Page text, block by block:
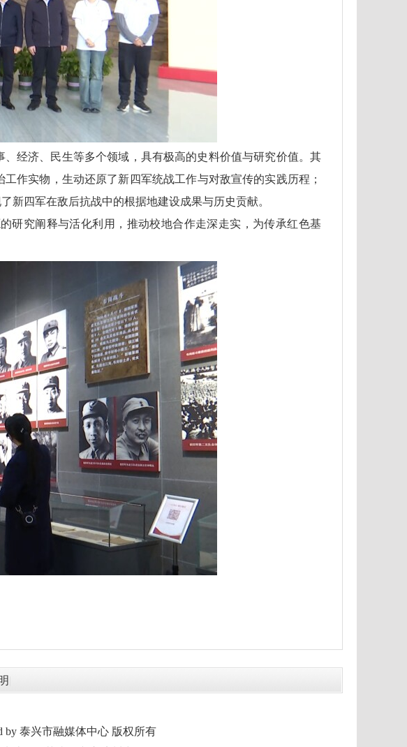
经济、民生等多个领域，具有极高的史料价值与研究价值。其
作实物，生动还原了新四军统战工作与对敌宣传的实践历程；
新四军在敌后抗战中的根据地建设成果与历史贡献。
研究阐释与活化利用，推动校地合作走深走实，为传承红色基
by 泰兴市融媒体中心 版权所有